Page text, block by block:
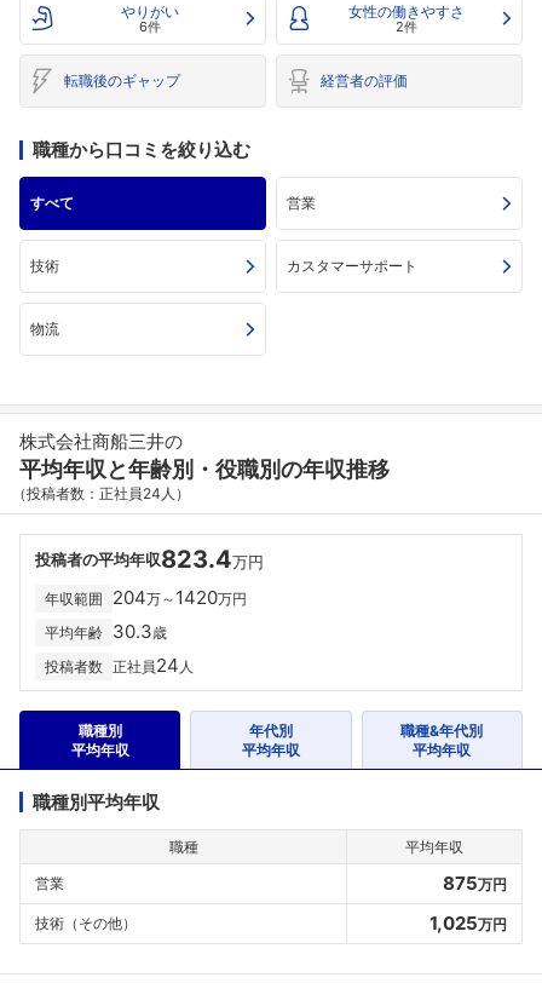
やりがい
6件
女性の働きやすさ
2件
転職後のギャップ 経営者の評価
職種から口コミを絞り込む
すべて 営業
技術 カスタマーサポート
物流
株式会社商船三井の
平均年収と年齢別・役職別の年収推移
（投稿者数：正社員24人）
投稿者の平均年収823.4万円
年収範囲 204万～ 1420万円
平均年齢 30.3歳
投稿者数 正社員24 人
職種別
平均年収
年代別
平均年収
職種&年代別
平均年収
職種別平均年収
職種
平均年収
営業
875万円
技術（その他） 1,025万円